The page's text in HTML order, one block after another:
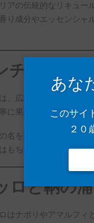
アの伝統的なリキュ
り成分やエッセンシャ
ーノの特
、広島県のレモンの
に果皮を処理し、アル
名を冠したこのリキュ
もちろん、カクテルや
ロと鞆の
はナポリやアマルフ
あな
このサイ
２０